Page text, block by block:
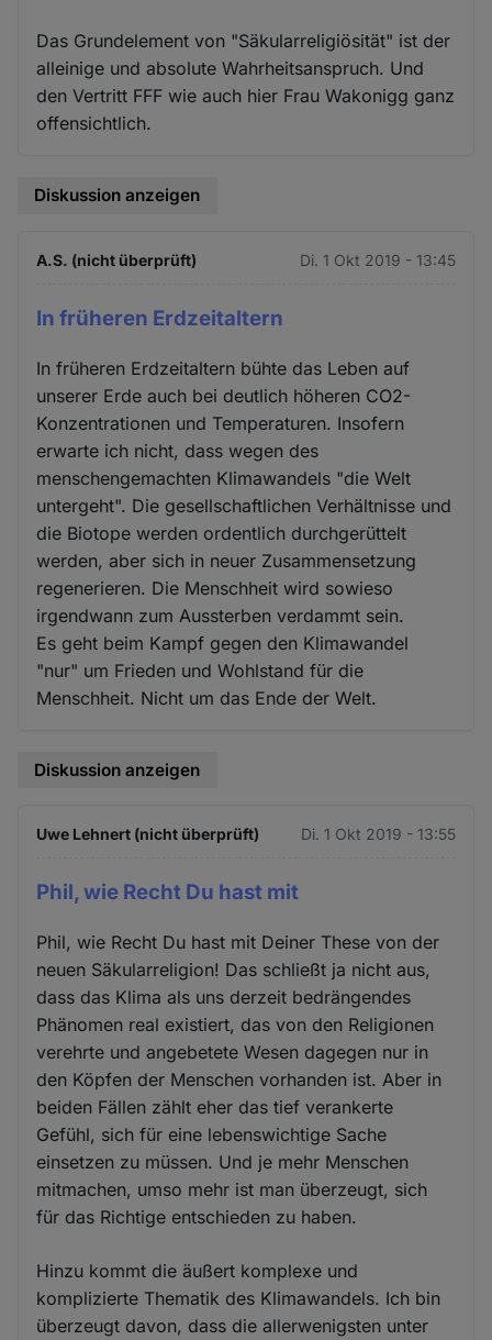
Das Grundelement von "Säkularreligiösität" ist der
alleinige und absolute Wahrheitsanspruch. Und
den Vertritt FFF wie auch hier Frau Wakonigg ganz
offensichtlich.
Diskussion anzeigen
A.S. (nicht überprüft) Di. 1 Okt 2019 - 13:45
In früheren Erdzeitaltern
In früheren Erdzeitaltern bühte das Leben auf
unserer Erde auch bei deutlich höheren CO2-
Konzentrationen und Temperaturen. Insofern
erwarte ich nicht, dass wegen des
menschengemachten Klimawandels "die Welt
untergeht". Die gesellschaftlichen Verhältnisse und
die Biotope werden ordentlich durchgerüttelt
werden, aber sich in neuer Zusammensetzung
regenerieren. Die Menschheit wird sowieso
irgendwann zum Aussterben verdammt sein.
Es geht beim Kampf gegen den Klimawandel
"nur" um Frieden und Wohlstand für die
Menschheit. Nicht um das Ende der Welt.
Diskussion anzeigen
Uwe Lehnert (nicht überprüft) Di. 1 Okt 2019 - 13:55
Phil, wie Recht Du hast mit
Phil, wie Recht Du hast mit Deiner These von der
neuen Säkularreligion! Das schließt ja nicht aus,
dass das Klima als uns derzeit bedrängendes
Phänomen real existiert, das von den Religionen
verehrte und angebetete Wesen dagegen nur in
den Köpfen der Menschen vorhanden ist. Aber in
beiden Fällen zählt eher das tief verankerte
Gefühl, sich für eine lebenswichtige Sache
einsetzen zu müssen. Und je mehr Menschen
mitmachen, umso mehr ist man überzeugt, sich
für das Richtige entschieden zu haben.
Hinzu kommt die äußert komplexe und
komplizierte Thematik des Klimawandels. Ich bin
überzeugt davon, dass die allerwenigsten unter